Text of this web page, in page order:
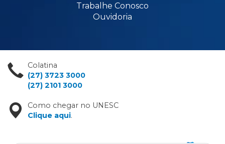
Trabalhe Conosco
Ouvidoria
Colatina
(27) 3723 3000
(27) 2101 3000
Como chegar no UNESC
Clique aqui.